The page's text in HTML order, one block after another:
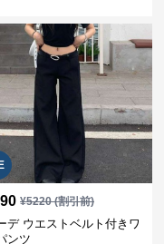
¥5220(割引前)
デ ウエストベルト付きワ
ンツ